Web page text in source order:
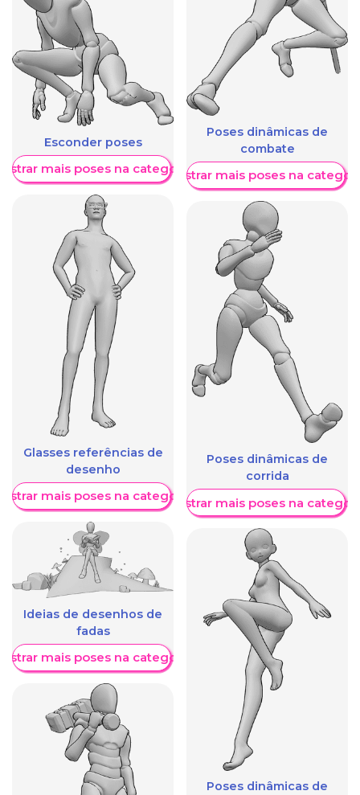
Esconder poses
mais poses na categoria
Glasses referências de
desenho
mais poses na categoria
Ideias de desenhos de
fadas
mais poses na categoria
Poses dinâmicas de
combate
Mostrar mais poses na
Poses dinâmicas de
corrida
Mostrar mais poses na
Poses dinâmicas de